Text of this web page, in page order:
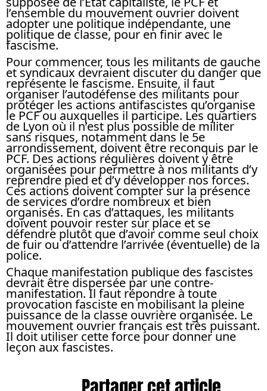
l’ensemble du mouvement ouvrier doivent
adopter une politique indépendante, une
politique de classe, pour en finir avec le
fascisme.
Pour commencer, tous les militants de gauche
et syndicaux devraient discuter du danger que
représente le fascisme. Ensuite, il faut
organiser l’autodéfense des militants pour
protéger les actions antifascistes qu’organise
le PCF ou auxquelles il participe. Les quartiers
de Lyon où il n’est plus possible de militer
sans risques, notamment dans le 5e
arrondissement, doivent être reconquis par le
PCF. Des actions régulières doivent y être
organisées pour permettre à nos militants d’y
reprendre pied et d’y développer nos forces.
Ces actions doivent compter sur la présence
de services d’ordre nombreux et bien
organisés. En cas d’attaques, les militants
doivent pouvoir rester sur place et se
défendre plutôt que d’avoir comme seul choix
de fuir ou d’attendre l’arrivée (éventuelle) de la
police.
Chaque manifestation publique des fascistes
devrait être dispersée par une contre-
manifestation. Il faut répondre à toute
provocation fasciste en mobilisant la pleine
puissance de la classe ouvrière organisée. Le
mouvement ouvrier français est très puissant.
Il doit utiliser cette force pour donner une
leçon aux fascistes.